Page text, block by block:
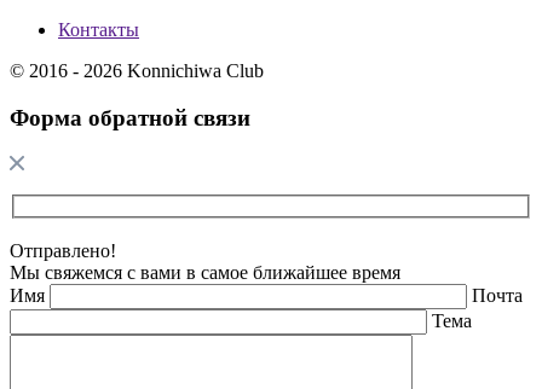
Контакты
© 2016 - 2026 Konnichiwa Club
Форма обратной связи
Отправлено!
Мы свяжемся с вами в самое ближайшее время
Имя
Почта
Тема